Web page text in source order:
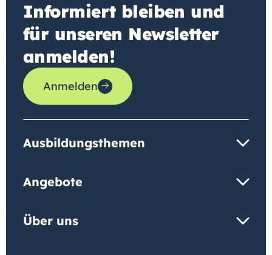
Informiert bleiben und
für unseren Newsletter
anmelden!
Anmelden
Ausbildungsthemen
Angebote
Über uns